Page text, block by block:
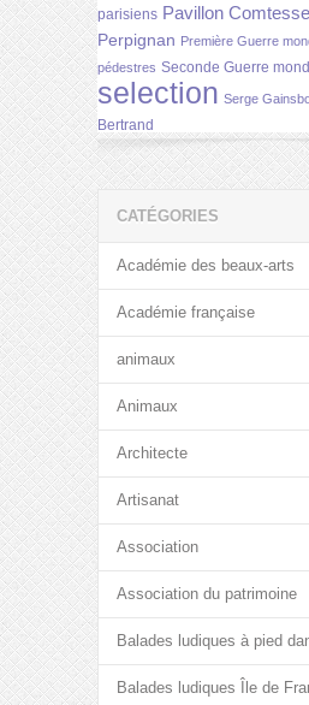
parisiens Pavillon
Perpignan Première Guerre
pédestres Seconde Guerre
selection Serge
Bertrand
CATÉGORIES
Académie des beaux-arts
Académie française
animaux
Animaux
Architecte
Artisanat
Association
Association du patrimoine
Balades ludiques à pied
Balades ludiques Île de